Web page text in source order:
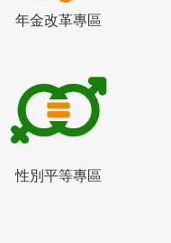
年金改革專區
性別平等專區